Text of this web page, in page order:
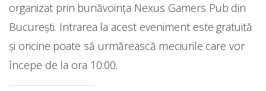
organizat prin bunăvoința Nexus Gamers Pub din
București. Intrarea la acest eveniment este gratuită
și oricine poate să urmărească meciurile care vor
începe de la ora 10:00.